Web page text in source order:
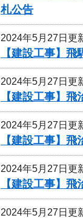
札公告
2024年5月27日更
【建設工事】
2024年5月27日更
【建設工事】
2024年5月27日更
【建設工事】
2024年5月27日更
【建設工事】
2024年5月27日更